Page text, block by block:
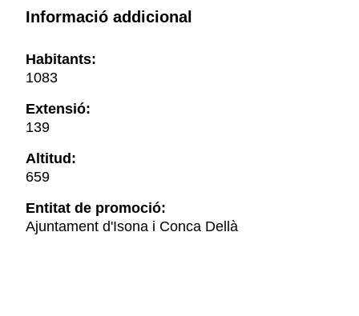
Informació addicional
Habitants:
1083
Extensió:
139
Altitud:
659
Entitat de promoció:
Ajuntament d'Isona i Conca Dellà